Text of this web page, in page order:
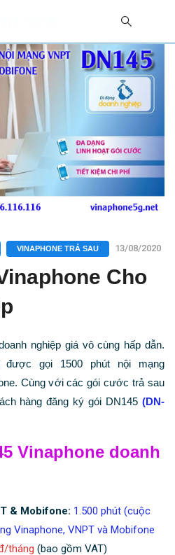
VINAPHONE TRẢ SAU 13/08/2020
Cho
nghiệp giá vô cùng hấp dẫn.
được gọi 1500 phút nội mạng
Cùng với các gói cước trả sau
hàng đăng ký gói DN145 (DN-
Vinaphone doanh
& Mobifone: 1.500 phút (cuộc
Vinaphone, VNPT và Mobifone
tháng (bao gồm VAT)